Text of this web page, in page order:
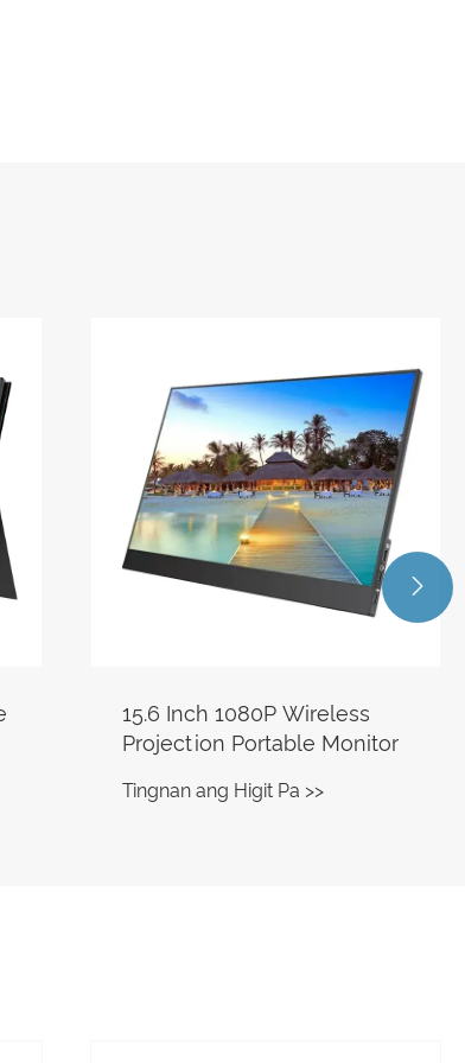
18.5 Inch 1080P 100Hz
Portable Monitor
Tingnan ang Higit Pa >>
